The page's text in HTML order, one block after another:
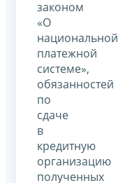
законом
«О
национальной
платежной
системе»,
обязанностей
по
сдаче
в
кредитную
организацию
полученных